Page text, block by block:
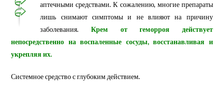
аптечными средствами. К сожалению, многие препараты
лишь снимают симптомы и не влияют на причину
заболевания. Крем от геморроя действует
непосредственно на воспаленные сосуды, восстанавливая и
укрепляя их.
Системное средство с глубоким действием.